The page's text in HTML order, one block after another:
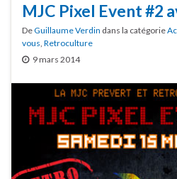
MJC Pixel Event #2
DeGuillaume Verdin dans la catégorie
vous, Retroculture
9 mars 2014